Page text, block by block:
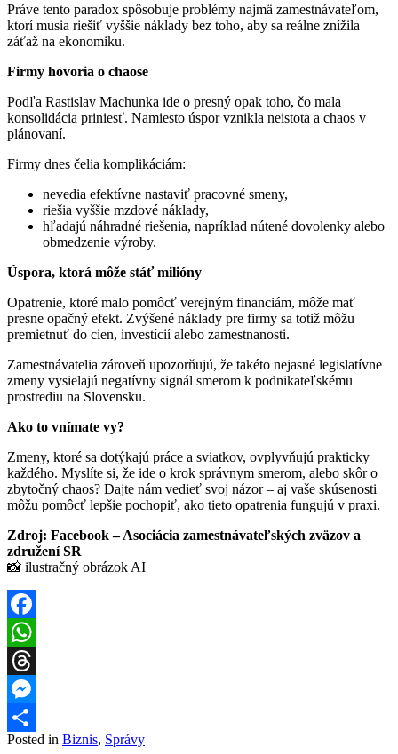
Práve tento paradox spôsobuje problémy najmä zamestnávateľom,
ktorí musia riešiť vyššie náklady bez toho, aby sa reálne znížila
záťaž na ekonomiku.
Firmy hovoria o chaose
Podľa Rastislav Machunka ide o presný opak toho, čo mala
konsolidácia priniesť. Namiesto úspor vznikla neistota a chaos v
plánovaní.
Firmy dnes čelia komplikáciám:
nevedia efektívne nastaviť pracovné smeny,
riešia vyššie mzdové náklady,
hľadajú náhradné riešenia, napríklad nútené dovolenky alebo
obmedzenie výroby.
Úspora, ktorá môže stáť milióny
Opatrenie, ktoré malo pomôcť verejným financiám, môže mať
presne opačný efekt. Zvýšené náklady pre firmy sa totiž môžu
premietnuť do cien, investícií alebo zamestnanosti.
Zamestnávatelia zároveň upozorňujú, že takéto nejasné legislatívne
zmeny vysielajú negatívny signál smerom k podnikateľskému
prostrediu na Slovensku.
Ako to vnímate vy?
Zmeny, ktoré sa dotýkajú práce a sviatkov, ovplyvňujú prakticky
každého. Myslíte si, že ide o krok správnym smerom, alebo skôr o
zbytočný chaos? Dajte nám vedieť svoj názor – aj vaše skúsenosti
môžu pomôcť lepšie pochopiť, ako tieto opatrenia fungujú v praxi.
Zdroj: Facebook – Asociácia zamestnávateľských zväzov a
združení SR
📸 ilustračný obrázok AI
Facebook
WhatsApp
Threads
Messenger
Share
Posted in Biznis, Správy